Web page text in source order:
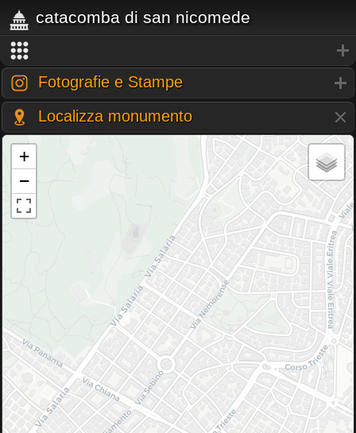
catacomba di san nicomede
Fotografie e Stampe
Localizza monumento
+
−